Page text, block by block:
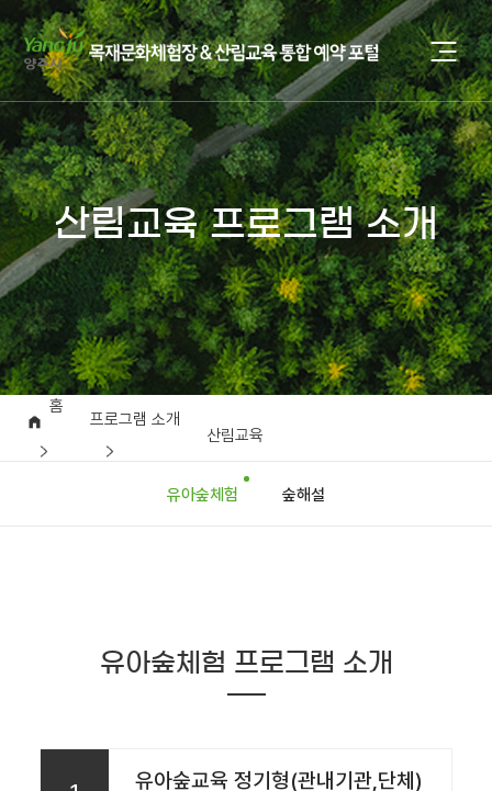
산림교육 프로그램 소개
홈
프로그램 소개
산림교육
유아숲체험 숲해설
유아숲체험 프로그램 소개
유아숲교육 정기형(관내기관,단체)